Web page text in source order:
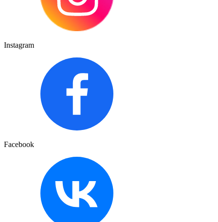
Instagram
Facebook